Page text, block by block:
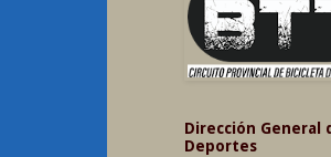
Dirección General
Deportes